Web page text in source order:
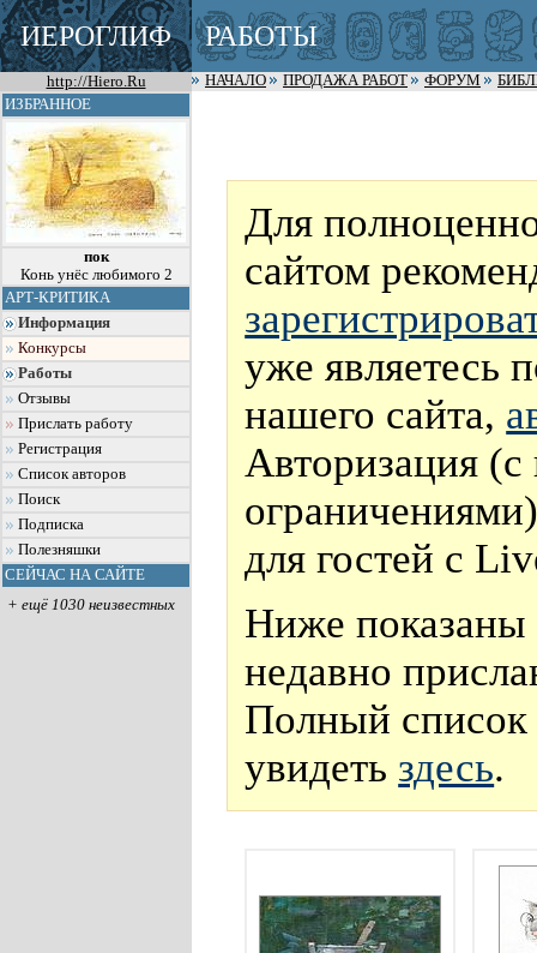
ИЕРОГЛИФ РАБОТЫ
http://Hiero.Ru НАЧАЛО ПРОДАЖА РАБОТ ФОРУМ
ИЗБРАННОЕ
пок
Конь унёс любимого 2
АРТ-КРИТИКА
Информация
Конкурсы
Работы
Отзывы
Прислать работу
Регистрация
Список авторов
Поиск
Подписка
Полезняшки
СЕЙЧАС НА САЙТЕ
+ ещё 1030 неизвестных
Для
сайтом
уже являетесь
нашего сайта,
Авторизация
для гостей с
Ниже показаны
недавно
Полный
увидеть здесь.